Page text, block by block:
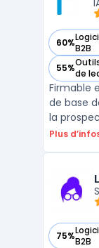
60%B2B
— voir
55%de
— voir
Firmable
de base
la
Plus
75%B2B
— voir